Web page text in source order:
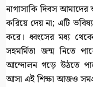
নাগাসাকি দিবস
করিয়ে দেয় না; এটি
করে। ধ্বংসের মধ্য
সহমর্মিতা জন্ম নিতে
আন্দোলন গড়ে উঠতে
আসা এই শিক্ষা আজও সমগ্র